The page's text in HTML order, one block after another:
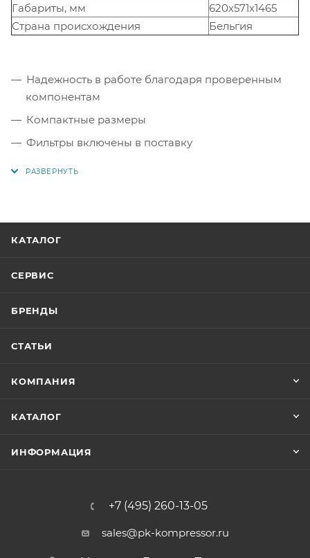
Габариты, мм
620х571х1465
Страна происхождения
Бельгия
Надежность в работе благодаря проверенным
компонентам
Компактные размеры
Фильтры включены в поставку
Конструкция опорной рамы позволяет легко
предохранительным клапаном
Контроль точки росы (опционально)
КАТАЛОГ
СЕРВИС
БРЕНДЫ
СТАТЬИ
КОМПАНИЯ
КАТАЛОГ
ИНФОРМАЦИЯ
+7 (495) 260-13-05
sales@pk-kompressor.ru